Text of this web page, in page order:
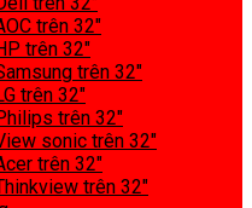
trên 32″
trên 32″
trên 32″
trên 32″
trên 32″
sonic trên 32″
trên 32″
trên 32″